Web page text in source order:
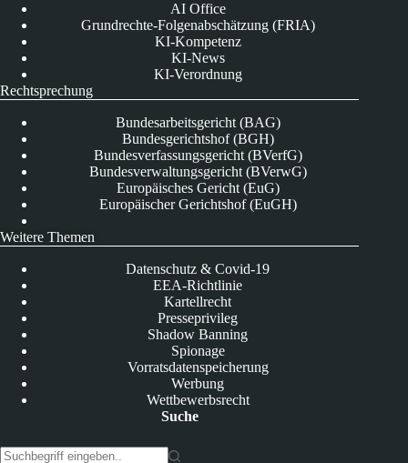
AI Office
Grundrechte-Folgenabschätzung (FRIA)
KI-Kompetenz
KI-News
KI-Verordnung
Rechtsprechung
Bundesarbeitsgericht (BAG)
Bundesgerichtshof (BGH)
Bundesverfassungsgericht (BVerfG)
Bundesverwaltungsgericht (BVerwG)
Europäisches Gericht (EuG)
Europäischer Gerichtshof (EuGH)
Weitere Themen
Datenschutz & Covid-19
EEA-Richtlinie
Kartellrecht
Presseprivileg
Shadow Banning
Spionage
Vorratsdatenspeicherung
Werbung
Wettbewerbsrecht
Suche